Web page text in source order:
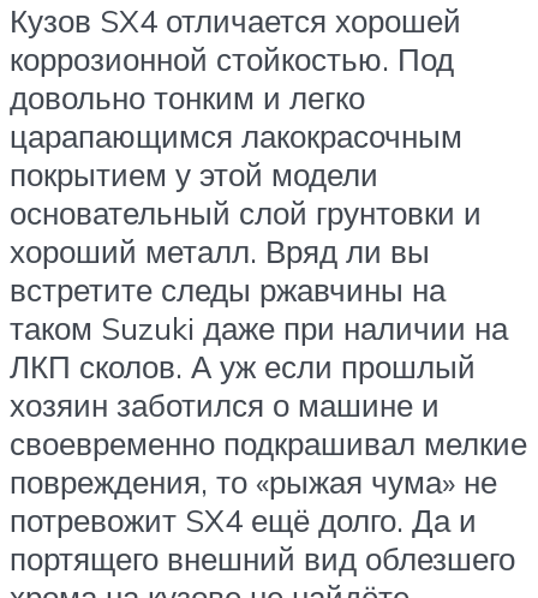
Кузов SX4 отличается хорошей
коррозионной стойкостью. Под
довольно тонким и легко
царапающимся лакокрасочным
покрытием у этой модели
основательный слой грунтовки и
хороший металл. Вряд ли вы
встретите следы ржавчины на
таком Suzuki даже при наличии на
ЛКП сколов. А уж если прошлый
хозяин заботился о машине и
своевременно подкрашивал мелкие
повреждения, то «рыжая чума» не
потревожит SX4 ещё долго. Да и
портящего внешний вид облезшего